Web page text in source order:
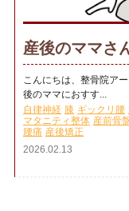
産後のママさ
こんにちは、整骨院ア
後のママにおすす...
自律神経 膝 ギックリ腰
マタニティ整体 産前骨
腰痛 産後矯正
2026.02.13